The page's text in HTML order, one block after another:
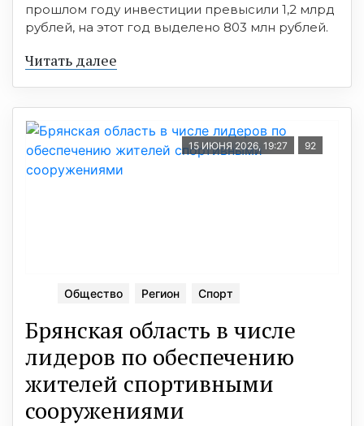
прошлом году инвестиции превысили 1,2 млрд
рублей, на этот год выделено 803 млн рублей.
Читать далее
15 ИЮНЯ 2026, 19:27 92
Общество Регион Спорт
Брянская область в числе
лидеров по обеспечению
жителей спортивными
сооружениями